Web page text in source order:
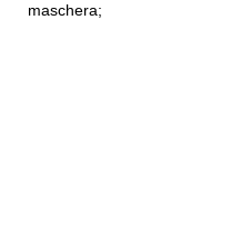
maschera;